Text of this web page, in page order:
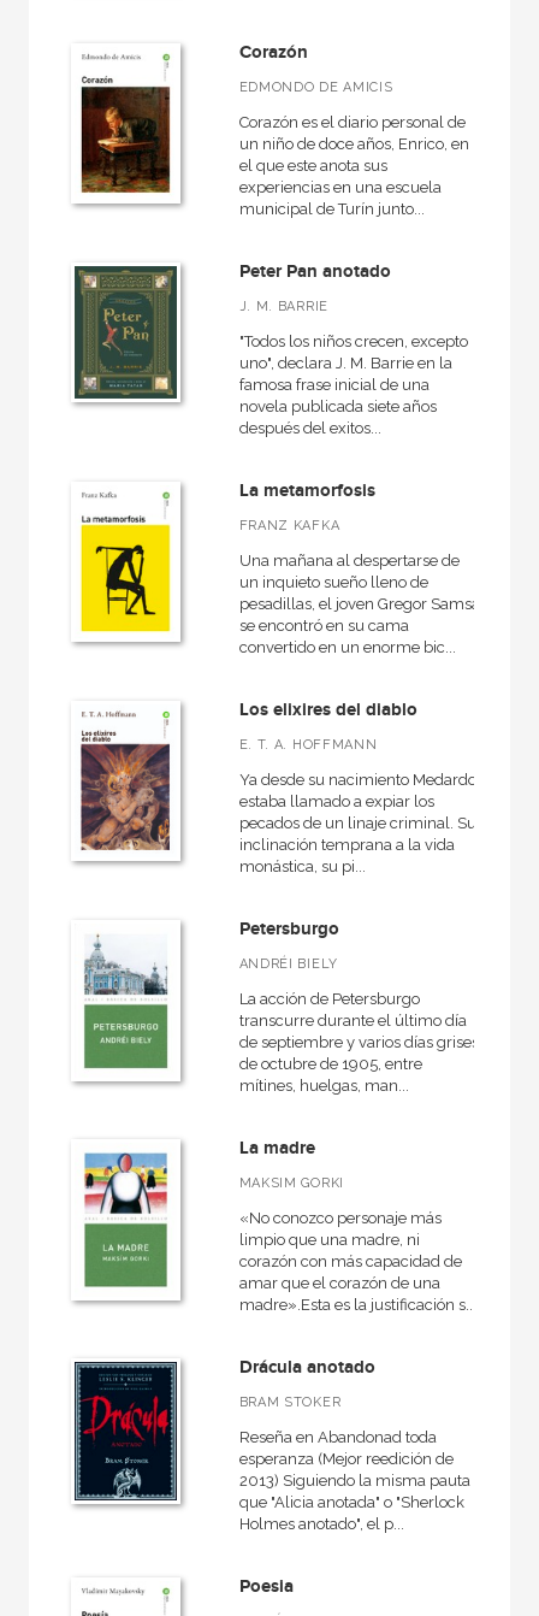
NUESTRAS COLECCIONES
50 Aniversario
Akal Infantil
Básica de Bolsillo  Serie Clásicos de la lengua española
Básica de Bolsillo  Serie Clásicos de la literatura alemana
Básica de Bolsillo  Serie Clásicos de la literatura eslava
Básica de Bolsillo  Serie Clásicos de la literatura francesa
Básica de Bolsillo  Serie Clásicos de la literatura italiana
Básica de Bolsillo  Serie Novela Negra
VER TODAS... (20)
NUESTROS FORMATOS
Cartoné
Ebook
Ebook
CATÁLOGOS PDF
Catálogos PDF
Corazón
EDMONDO DE AMICIS
Corazón es el diario personal de
un niño de doce años, Enrico, en
el que este anota sus
experiencias en una escuela
municipal de Turín junto...
Peter Pan anotado
J. M. BARRIE
"Todos los niños crecen, excepto
uno", declara J. M. Barrie en la
famosa frase inicial de una
novela publicada siete años
después del exitos...
La metamorfosis
FRANZ KAFKA
Una mañana al despertarse de
un inquieto sueño lleno de
pesadillas, el joven Gregor Samsa
se encontró en su cama
convertido en un enorme bic...
Los elixires del diablo
E. T. A. HOFFMANN
Ya desde su nacimiento Medardo
estaba llamado a expiar los
pecados de un linaje criminal. Su
inclinación temprana a la vida
monástica, su pi...
Petersburgo
ANDRÉI BIELY
La acción de Petersburgo
transcurre durante el último día
de septiembre y varios días grises
de octubre de 1905, entre
mítines, huelgas, man...
La madre
MAKSIM GORKI
«No conozco personaje más
limpio que una madre, ni
corazón con más capacidad de
amar que el corazón de una
madre».Esta es la justificación s...
Drácula anotado
BRAM STOKER
Reseña en Abandonad toda
esperanza (Mejor reedición de
2013) Siguiendo la misma pauta
que "Alicia anotada" o "Sherlock
Holmes anotado", el p...
Poesia